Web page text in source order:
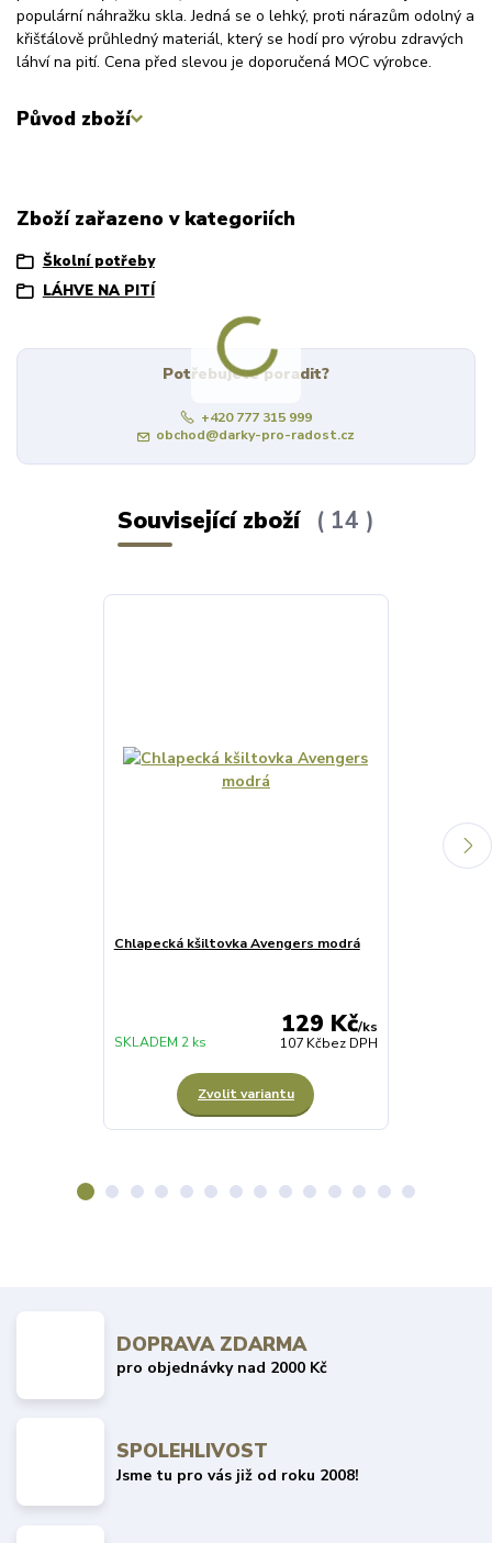
populární náhražku skla. Jedná se o lehký, proti nárazům odolný a
křišťálově průhledný materiál, který se hodí pro výrobu zdravých
láhví na pití. Cena před slevou je doporučená MOC výrobce.
Původ zboží
Zboží zařazeno v kategoriích
Školní potřeby
LÁHVE NA PITÍ
Potřebujete poradit?
+420 777 315 999
obchod@darky-pro-radost.cz
Související zboží 14
Chlapecká kšiltovka Avengers modrá
129 Kč/ks
107 Kčbez DPH
SKLADEM 2 ks
Zvolit variantu
DOPRAVA ZDARMA
pro objednávky nad 2000 Kč
SPOLEHLIVOST
Jsme tu pro vás již od roku 2008!